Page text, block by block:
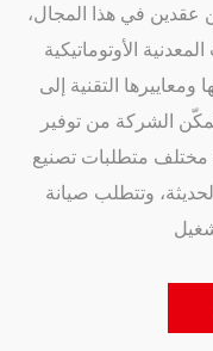
عقدين في هذا المجال،
الأوتوماتيكية
التقنية إلى
الشركة من توفير
مختلف متطلبات تصنيع
وتتطلب صيانة